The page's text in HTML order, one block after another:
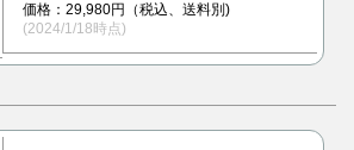
価格：29,980円（税込、送料別)
(2024/1/18時点)